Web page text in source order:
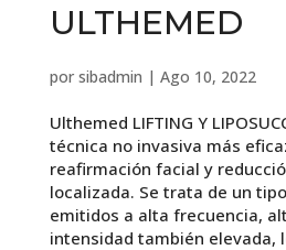
ULTHEMED
por sibadmin | Ago 10, 2022
Ulthemed LIFTING Y
técnica no invasiva más
reafirmación facial y
localizada. Se trata de un
emitidos a alta frecuencia,
intensidad también elevada,